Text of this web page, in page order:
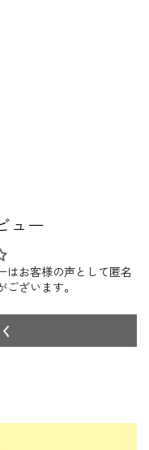
ュー
お客様の声として匿名
ざいます。